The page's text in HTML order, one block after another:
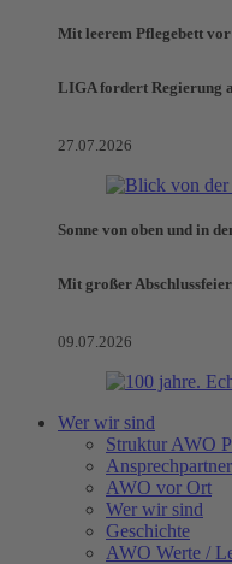
Mit leerem Pflegebett
LIGA fordert Regierung
27.07.2026
Sonne von oben und in
Mit großer
09.07.2026
Wer wir sind
Struktur AWO
AWO vor Ort
Wer wir sind
Geschichte
AWO Werte /